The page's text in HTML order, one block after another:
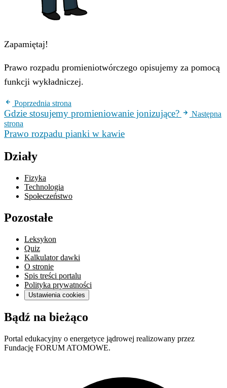
Zapamiętaj!
Prawo rozpadu promieniotwórczego opisujemy za pomocą
funkcji wykładniczej.
Poprzednia strona
Gdzie stosujemy promieniowanie jonizujące?
Następna
strona
Prawo rozpadu pianki w kawie
Działy
Fizyka
Technologia
Społeczeństwo
Pozostałe
Leksykon
Quiz
Kalkulator dawki
O stronie
Spis treści portalu
Polityka prywatności
Ustawienia cookies
Bądź na bieżąco
Portal edukacyjny o energetyce jądrowej realizowany przez
Fundację FORUM ATOMOWE.